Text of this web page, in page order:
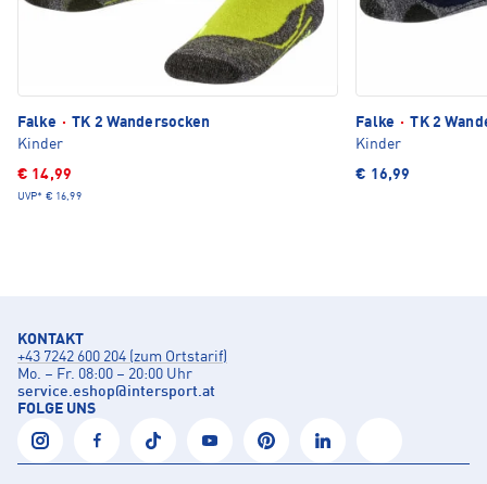
Falke · TK 2 Wandersocken
Kinder
€ 14,99
UVP* € 16,99
Falke · TK 2
Kinder
€ 16,99
KONTAKT
+43 7242 600 204 (zum Ortstarif)
Mo. – Fr. 08:00 – 20:00 Uhr
service.eshop@intersport.at
FOLGE UNS